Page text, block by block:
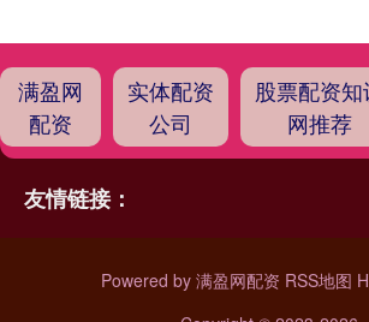
满盈网
配资
实体配资
公司
股票配资知
网推荐
友情链接：
Powered by 满盈网配资 RSS地图